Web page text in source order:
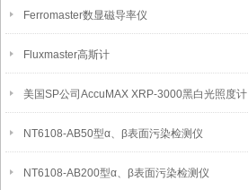
Ferromaster数显磁导率仪
Fluxmaster高斯计
美国SP公司AccuMAX XRP-3000黑白光照度计
NT6108-AB50型α、β表面污染检测仪
NT6108-AB200型α、β表面污染检测仪